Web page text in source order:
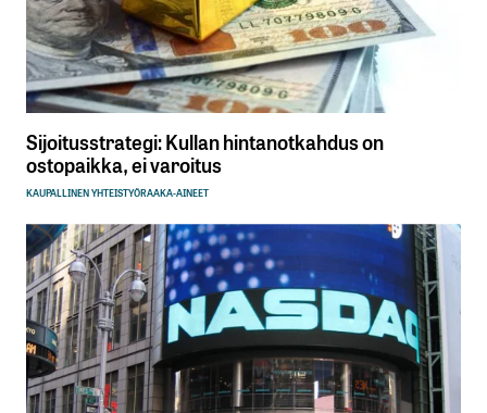
Sijoitusstrategi: Kullan hintanotkahdus on
ostopaikka, ei varoitus
KAUPALLINEN YHTEISTYÖRAAKA-AINEET